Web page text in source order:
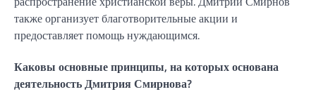
также организует благотворительные акции и
предоставляет помощь нуждающимся.
Каковы основные принципы, на которых основана
деятельность Дмитрия Смирнова?